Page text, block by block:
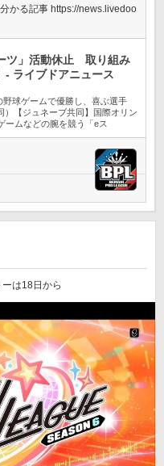
かる記事 https://news.livedoo
ツ」活動休止 取り組み
- ライブドアニュース
野球ゲームで優勝し、喜ぶ選手
）【ジュネーブ共同】国際オリン
ームなどの腕を競う「eス
は18日から